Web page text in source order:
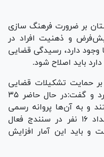
بر ضرورت فرهنگ سازی
و ذهنیت افراد در
دارد، رسیدگی قضایی
باید اصلاح شود.
حمایت تشکیلات قضایی
استان از داوران حرفه‌ای تاکید کرد و گفت:در حال حاضر ۳۵
و به آن‌ها پروانه رسمی
داوری تعلق گرفته که از این تعداد ۱۶ نفر در سنندج فعال
و باید این آمار افزایش